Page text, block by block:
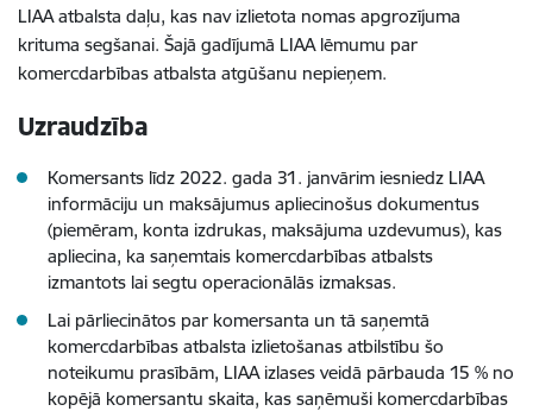
LIAA atbalsta daļu, kas nav izlietota nomas apgrozījuma
krituma segšanai. Šajā gadījumā LIAA lēmumu par
komercdarbības atbalsta atgūšanu nepieņem.
Uzraudzība
Komersants līdz 2022. gada 31. janvārim iesniedz LIAA
informāciju un maksājumus apliecinošus dokumentus
(piemēram, konta izdrukas, maksājuma uzdevumus), kas
apliecina, ka saņemtais komercdarbības atbalsts
izmantots lai segtu operacionālās izmaksas.
Lai pārliecinātos par komersanta un tā saņemtā
komercdarbības atbalsta izlietošanas atbilstību šo
noteikumu prasībām, LIAA izlases veidā pārbauda 15 % no
kopējā komersantu skaita, kas saņēmuši komercdarbības